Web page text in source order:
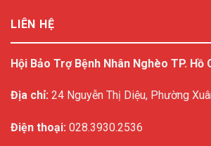
LIÊN HỆ
Hội Bảo Trợ Bệnh Nhân Nghèo TP. Hồ
Địa chỉ: 24 Nguyễn Thị Diệu, Phường
Điện thoại: 028.3930.2536